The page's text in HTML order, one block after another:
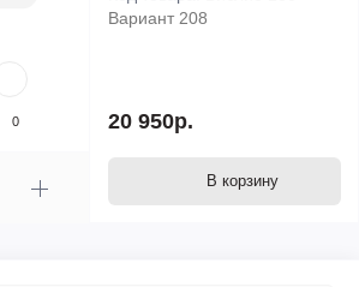
0
Вариант 208
20 950р.
В корзину